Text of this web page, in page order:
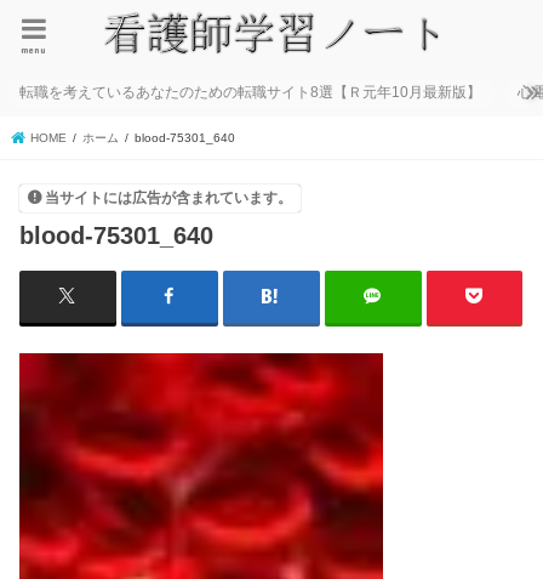
menu
転職を考えているあなたのための転職サイト8選【Ｒ元年10月最新版】 心
HOME ホーム blood-75301_640
当サイトには広告が含まれています。
blood-75301_640